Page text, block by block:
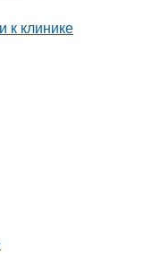
к клинике